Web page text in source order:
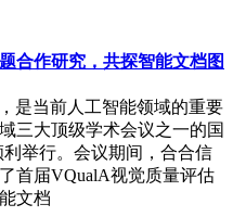
合作研究，共探智能文档图
是当前人工智能领域的重要
三大顶级学术会议之一的国
举行。会议期间，合合信
首届VQualA视觉质量评估
文档